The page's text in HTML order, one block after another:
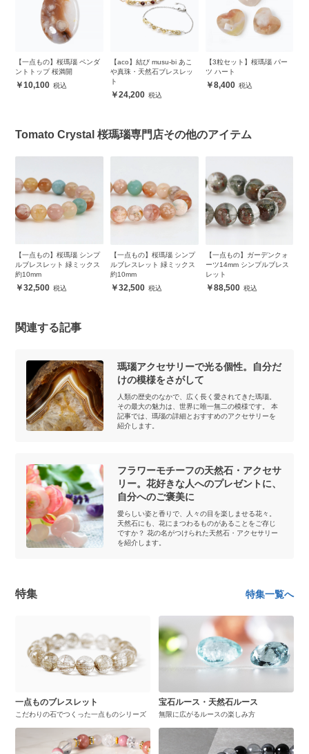
【一点もの】桜瑪瑙 ペンダ
ントトップ 桜満開
10,100
【aco】結び musu-bi あこ
や真珠・天然石ブレスレッ
ト
24,200
【3粒セット】桜瑪瑙 パー
ツ ハート
8,400
Tomato Crystal 桜瑪瑙専門店その他のアイテム
【一点もの】桜瑪瑙 シンプ
ルブレスレット 緑ミックス
約10mm
32,500
【一点もの】桜瑪瑙 シンプ
ルブレスレット 緑ミックス
約10mm
32,500
【一点もの】ガーデンクォ
ーツ14mm シンプルブレス
レット
88,500
関連する記事
瑪瑙アクセサリーで光る個性。自分だ
けの模様をさがして
人類の歴史のなかで、広く長く愛されてきた瑪瑙。
その最大の魅力は、世界に唯一無二の模様です。 本
記事では、瑪瑙の詳細とおすすめのアクセサリーを
紹介します。
フラワーモチーフの天然石・アクセサ
リー。花好きな人へのプレゼントに、
自分へのご褒美に
愛らしい姿と香りで、人々の目を楽しませる花々。
天然石にも、花にまつわるものがあることをご存じ
ですか？ 花の名がつけられた天然石・アクセサリー
を紹介します。
特集 特集一覧へ
一点ものブレスレット
こだわりの石でつくった一点ものシリーズ
宝石ルース・天然石ルース
無限に広がるルースの楽しみ方